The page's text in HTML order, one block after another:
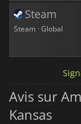
Steam
Steam · Global
Avis sur
Kansas